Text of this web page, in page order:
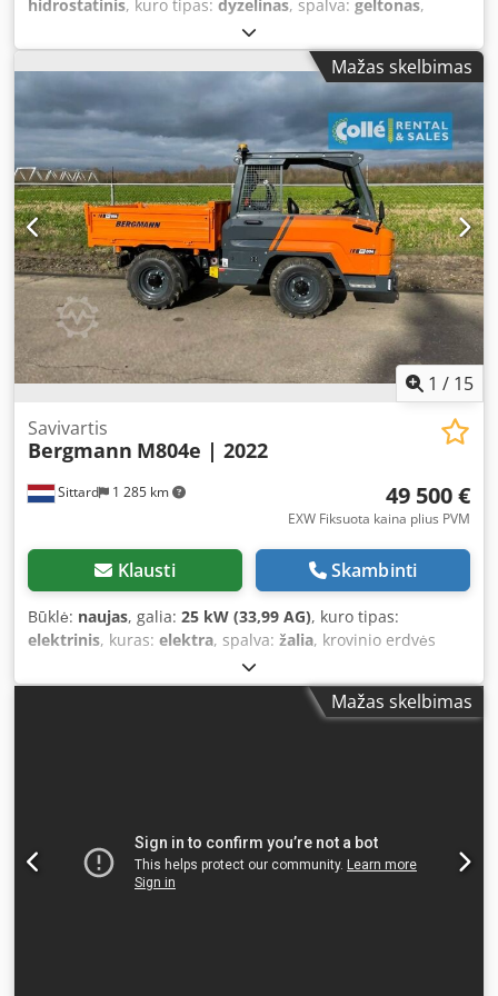
request. === LOCATION & DELIVERY === Location: Sittard,
Netherlands. Worldwide shipping available. 💰 Price:
€39,500 (EXW, excl. VAT) The Bergmann C804e is an
innovative, fully electric dumper with a payload of 4 tons.
With its zero-emission drive, rotating seat, and all-wheel
steering, it offers maximum efficiency and safety on any
construction site. Ideal for use in urban areas, tunnels,
and environmental zones. CE certified, low-maintenance,
and available immediately from stock at Collé Rental &
Sales. === DELIVERY === Codjxr Nmnepfx Adtsha Crane
loading available on request for smooth shipping. Flexible
delivery options tailored to your destination and logistical
requirements. All transport is professionally coordinated
by the Collé Rental & Sales logistics team.
hidrostatinis, kuro tipas: dyzelinas, spalva: geltonas,
, veikimo valandos:
erdvės tūris:2 m³, kuras:dyzelinas, Techninė informacija
Variklio markė: 3TNV76 dyzelinis Didžiausias greitis: 20
km/val. Tuščiasis svoris: 2 142 kg Funkcionalumas CE
žymėjimas: taip Būklė Bendra būklė: labai gera Techninė
būklė: labai gera Optinė būklė: labai gera Cjdpfx
Ajxdazajdtjha Papildoma informacija Papildomos
hidraulinės galios našumas: 66 l/min Maks. naudingoji
apkrova: 3 000 kg Emisijos lygis: Stage V / Tier V Pristatymo
sąlygos: EXW Transportavimo matmenys (I x P x A): 3 710 ×
1 730 × 2 778 Gamybos šalis: DE Daugiau informacijos
Norėdami gauti daugiau informacijos, susisiekite su Collé
Sittard pardavimų skyriumi. = Papildomos parinktys ir
priedai = - Apskrito švyturėlis
Mažas skelbimas
1 / 15
Sittard 1 285 km
Savivartis
Bergmann M804e | 2022
49 500 €
EXW Fiksuota kaina plius PVM
Klausti Skambinti
Būklė: naujas, galia: 25 kW (33,99 AG), kuro tipas:
elektrinis, kuras: elektra, spalva: žalia, krovinio erdvės
2022
Techninė informacija Variklio markė: Asinchroninis variklis
Didžiausias greitis: 20 km/h Tuščias svoris: 2.600 kg Codpfx
Transporto matmenys (I x P x A): 4,06×1,5×2,12 m Gamybos
šalis: DE Papildoma informacija Dėl daugiau informacijos
kreipkitės į Collé Sittard pardavimų skyrių.
Mažas skelbimas